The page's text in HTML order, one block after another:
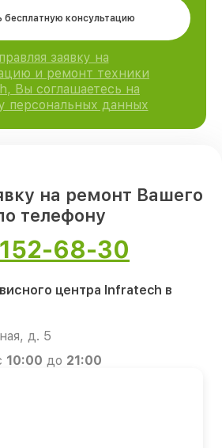
бесплатную консультацию
заявку на
и ремонт техники
Вы соглашаетесь на
персональных данных
на ремонт Вашего
телефону
68-30
центра Infratech в
д. 5
10:00 до 21:00